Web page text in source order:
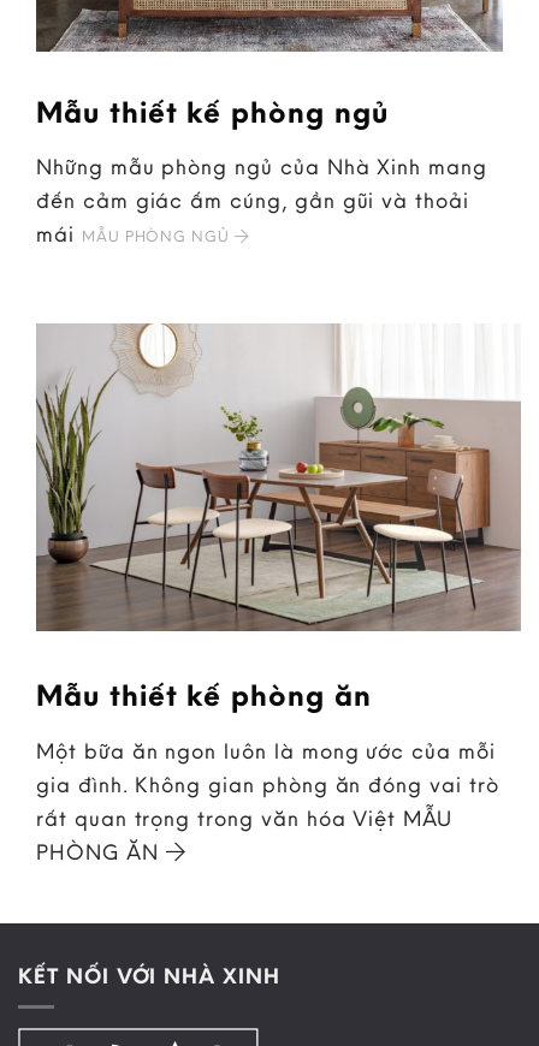
Mẫu thiết kế phòng ngủ
Những mẫu phòng ngủ của Nhà Xinh mang
đến cảm giác ấm cúng, gần gũi và thoải
mái MẪU PHÒNG NGỦ
Mẫu thiết kế phòng ăn
Một bữa ăn ngon luôn là mong ước của mỗi
gia đình. Không gian phòng ăn đóng vai trò
rất quan trọng trong văn hóa Việt MẪU
PHÒNG ĂN
KẾT NỐI VỚI NHÀ XINH